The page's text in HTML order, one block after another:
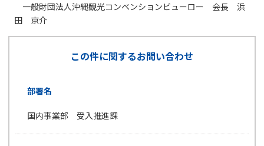
一般財団法人沖縄観光コンベンションビューロー 会長 浜
田 京介
この件に関するお問い合わせ
部署名
国内事業部 受入推進課